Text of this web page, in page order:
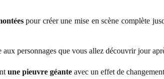
pour créer une mise en scène complète
aux personnages que vous allez découvrir jour
une pieuvre géante avec un effet de